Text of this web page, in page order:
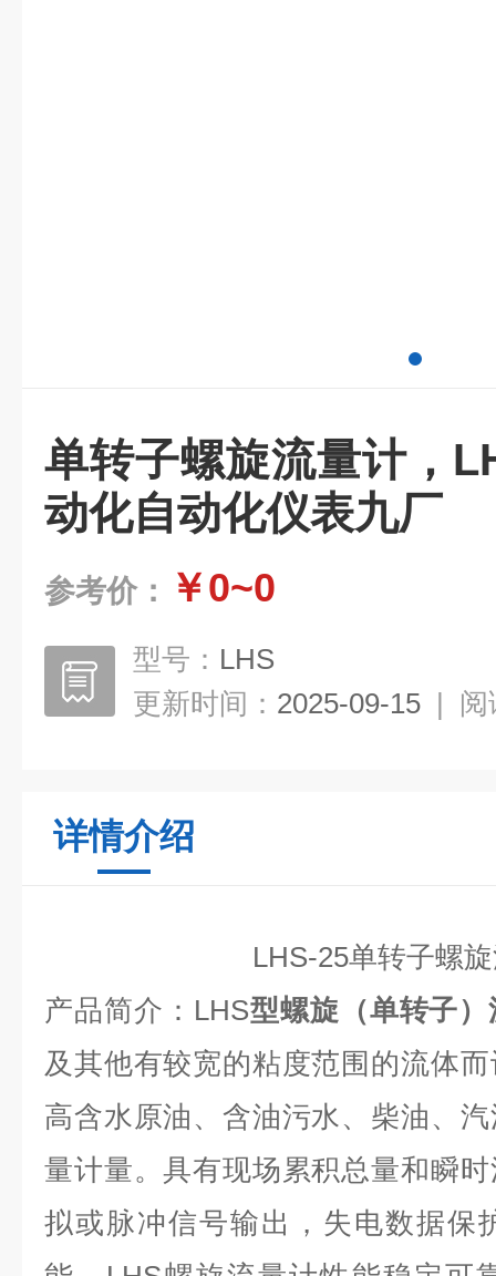
单转子螺旋流量计，
动化自动化仪表九厂
参考价： ￥0~0
型号： LHS
更新时间： 2025-09-15 | 阅
详情介绍
LHS-25单转子螺
产品简介： LHS型螺旋（单转子
及其他有较宽的粘度范围的流体
高含水原油、含油污水、柴油、
量计量。具有现场累积总量和瞬
拟或脉冲信号输出，失电数据保